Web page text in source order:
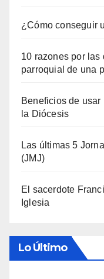
¿Cómo conseguir
10 razones por
parroquial de una
Beneficios de
la Diócesis
Las últimas 5
(JMJ)
El sacerdote
Iglesia
Lo Último